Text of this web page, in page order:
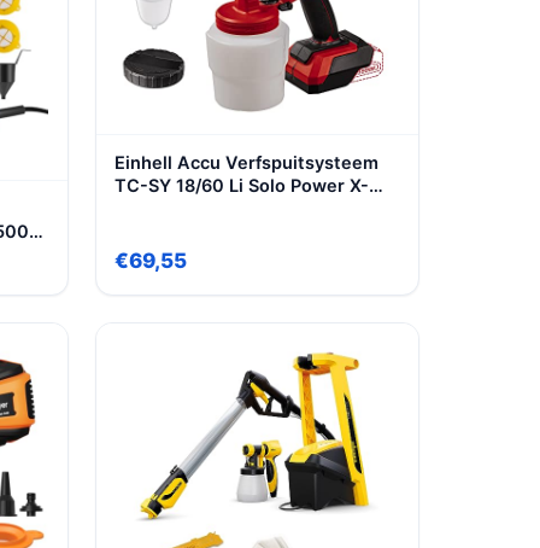
Einhell Accu Verfspuitsysteem
TC-SY 18/60 Li Solo Power X-
ml verfreservoir, incl. 2,0 mm en
2,5 mm mondstuk, levering
€69,55